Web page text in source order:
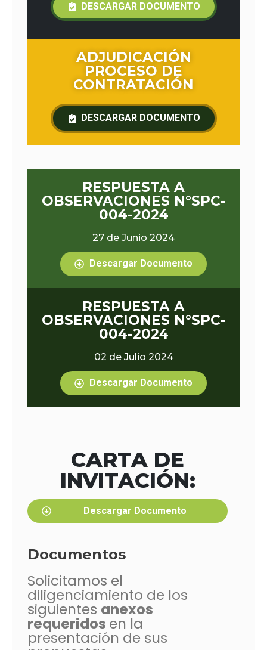
DESCARGAR DOCUMENTO
ADJUDICACIÓN
PROCESO DE
CONTRATACIÓN
DESCARGAR DOCUMENTO
RESPUESTA A
OBSERVACIONES N°SPC-
004-2024
27 de Junio 2024
Descargar Documento
RESPUESTA A
OBSERVACIONES N°SPC-
004-2024
02 de Julio 2024
Descargar Documento
CARTA DE
INVITACIÓN:
Descargar Documento
Documentos
Solicitamos el
diligenciamiento de los
siguientes anexos
requeridos en la
presentación de sus